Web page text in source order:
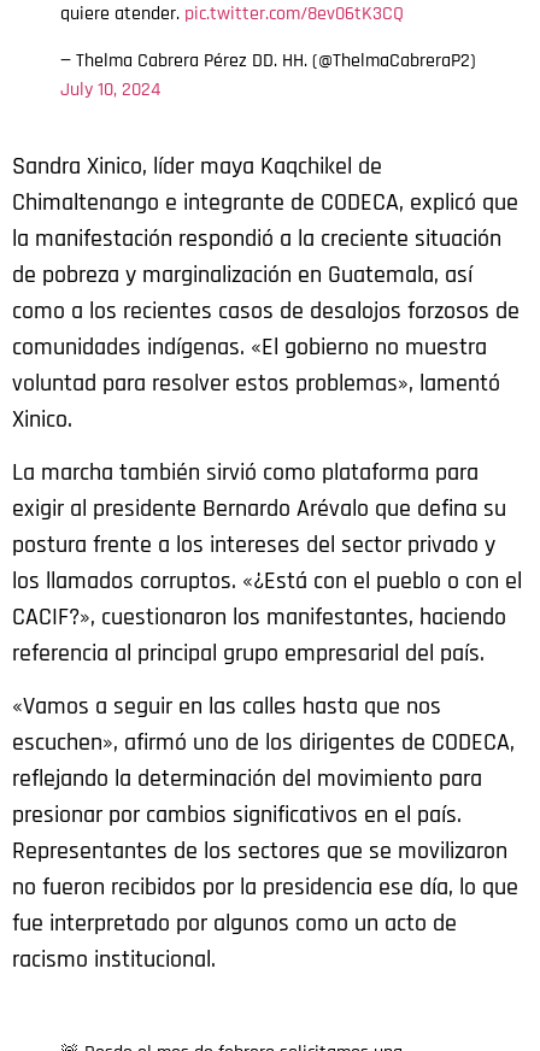
quiere atender. pic.twitter.com/8ev06tK3CQ
— Thelma Cabrera Pérez DD. HH. (@ThelmaCabreraP2)
July 10, 2024
Sandra Xinico, líder maya Kaqchikel de
Chimaltenango e integrante de CODECA, explicó que
la manifestación respondió a la creciente situación
de pobreza y marginalización en Guatemala, así
como a los recientes casos de desalojos forzosos de
comunidades indígenas. «El gobierno no muestra
voluntad para resolver estos problemas», lamentó
Xinico.
La marcha también sirvió como plataforma para
exigir al presidente Bernardo Arévalo que defina su
postura frente a los intereses del sector privado y
los llamados corruptos. «¿Está con el pueblo o con el
CACIF?», cuestionaron los manifestantes, haciendo
referencia al principal grupo empresarial del país.
«Vamos a seguir en las calles hasta que nos
escuchen», afirmó uno de los dirigentes de CODECA,
reflejando la determinación del movimiento para
presionar por cambios significativos en el país.
Representantes de los sectores que se movilizaron
no fueron recibidos por la presidencia ese día, lo que
fue interpretado por algunos como un acto de
racismo institucional.